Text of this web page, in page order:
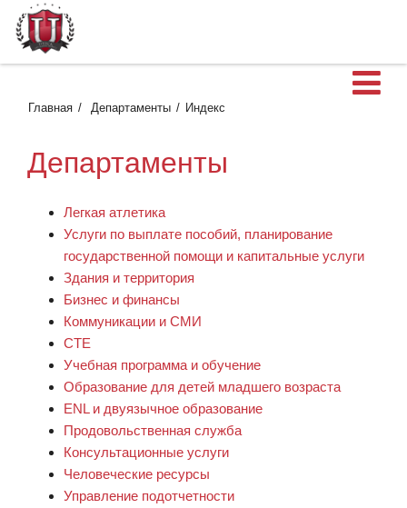
Главная Департаменты Индекс
Департаменты
Легкая атлетика
Услуги по выплате пособий, планирование
государственной помощи и капитальные услуги
Здания и территория
Бизнес и финансы
Коммуникации и СМИ
CTE
Учебная программа и обучение
Образование для детей младшего возраста
ENL и двуязычное образование
Продовольственная служба
Консультационные услуги
Человеческие ресурсы
Управление подотчетности